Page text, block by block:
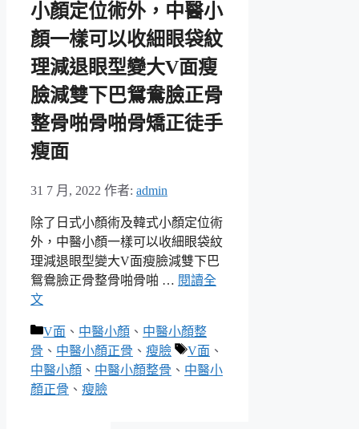
小顏定位術外，中醫小
顏一樣可以收細眼袋紋
理減退眼型變大V面瘦
臉減雙下巴鴛鴦臉正骨
整骨啪骨啪骨矯正徒手
瘦面
31 7 月, 2022 作者: admin
除了日式小顏術及韓式小顏定位術
外，中醫小顏一樣可以收細眼袋紋
理減退眼型變大V面瘦臉減雙下巴
鴛鴦臉正骨整骨啪骨啪 … 閱讀全
文
分
類
V面 、 中醫小顏 、 中醫小顏整
骨 、 中醫小顏正骨 、 瘦臉
標
籤
V面 、
中醫小顏 、 中醫小顏整骨 、 中醫小
顏正骨 、 瘦臉